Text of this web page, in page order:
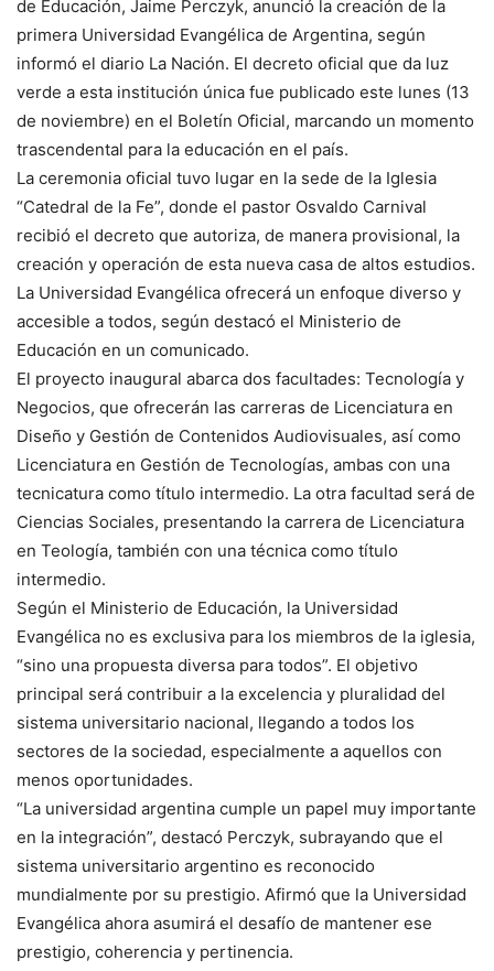
de Educación, Jaime Perczyk, anunció la creación de la
primera Universidad Evangélica de Argentina, según
informó el diario La Nación. El decreto oficial que da luz
verde a esta institución única fue publicado este lunes (13
de noviembre) en el Boletín Oficial, marcando un momento
trascendental para la educación en el país.
La ceremonia oficial tuvo lugar en la sede de la Iglesia
“Catedral de la Fe”, donde el pastor Osvaldo Carnival
recibió el decreto que autoriza, de manera provisional, la
creación y operación de esta nueva casa de altos estudios.
La Universidad Evangélica ofrecerá un enfoque diverso y
accesible a todos, según destacó el Ministerio de
Educación en un comunicado.
El proyecto inaugural abarca dos facultades: Tecnología y
Negocios, que ofrecerán las carreras de Licenciatura en
Diseño y Gestión de Contenidos Audiovisuales, así como
Licenciatura en Gestión de Tecnologías, ambas con una
tecnicatura como título intermedio. La otra facultad será de
Ciencias Sociales, presentando la carrera de Licenciatura
en Teología, también con una técnica como título
intermedio.
Según el Ministerio de Educación, la Universidad
Evangélica no es exclusiva para los miembros de la iglesia,
“sino una propuesta diversa para todos”. El objetivo
principal será contribuir a la excelencia y pluralidad del
sistema universitario nacional, llegando a todos los
sectores de la sociedad, especialmente a aquellos con
menos oportunidades.
“La universidad argentina cumple un papel muy importante
en la integración”, destacó Perczyk, subrayando que el
sistema universitario argentino es reconocido
mundialmente por su prestigio. Afirmó que la Universidad
Evangélica ahora asumirá el desafío de mantener ese
prestigio, coherencia y pertinencia.